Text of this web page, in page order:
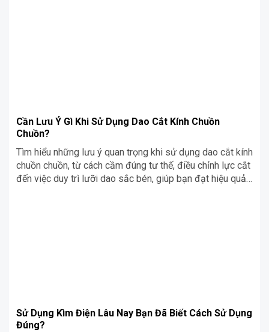
Cần Lưu Ý Gì Khi Sử Dụng Dao Cắt Kính Chuồn
Chuồn?
Tìm hiểu những lưu ý quan trọng khi sử dụng dao cắt kính
chuồn chuồn, từ cách cầm đúng tư thế, điều chỉnh lực cắt
đến việc duy trì lưỡi dao sắc bén, giúp bạn đạt hiệu quả
Sử Dụng Kìm Điện Lâu Nay Bạn Đã Biết Cách Sử Dụng
Đúng?